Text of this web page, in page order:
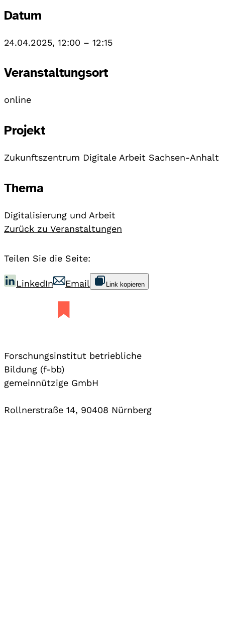
Datum
24.04.2025, 12:00 – 12:15
Veranstaltungsort
online
Projekt
Zukunftszentrum Digitale Arbeit Sachsen-Anhalt
Thema
Digitalisierung und Arbeit
Zurück zu Veranstaltungen
Teilen Sie die Seite:
LinkedIn Email Link kopieren
Forschungsinstitut betriebliche
Bildung (f-bb)
gemeinnützige GmbH
Rollnerstraße 14, 90408 Nürnberg